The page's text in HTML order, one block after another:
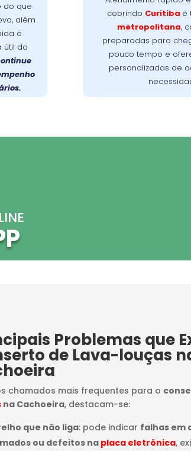
do que
além
e
útil do
cobrindo Curitiba e
metropolitana,
preparadas para
pouco tempo e
personalizadas de
planejado para
no menor tempo
Nossa meta é
oferecer conforto,
imediatos, do
conclusão do
Problemas que
de Lava-louças
chamados mais frequentes para o
na Cachoeira, destacam-se:
que não liga: pode indicar falhas em
ou defeitos naplaca eletrônica,